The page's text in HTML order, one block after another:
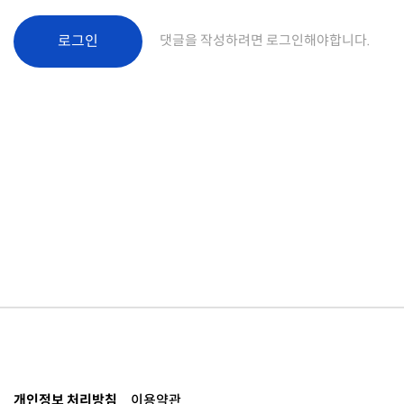
로그인 댓글을 작성하려면 로그인해야합니다.
개인정보 처리방침 이용약관